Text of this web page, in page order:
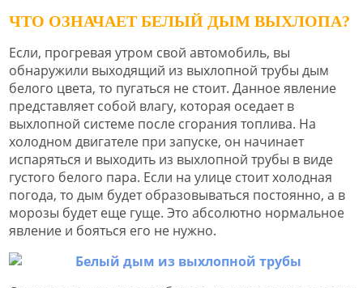
ЧТО ОЗНАЧАЕТ БЕЛЫЙ ДЫМ ВЫХЛОПА?
Если, прогревая утром свой автомобиль, вы
обнаружили выходящий из выхлопной трубы дым
белого цвета, то пугаться не стоит. Данное явление
представляет собой влагу, которая оседает в
выхлопной системе после сгорания топлива. На
холодном двигателе при запуске, он начинает
испаряться и выходить из выхлопной трубы в виде
густого белого пара. Если на улице стоит холодная
погода, то дым будет образовываться постоянно, а в
морозы будет еще гуще. Это абсолютно нормальное
явление и бояться его не нужно.